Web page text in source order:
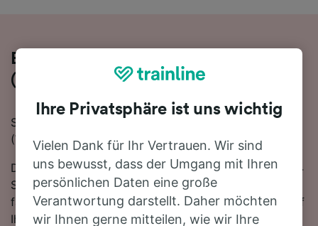
Bequem von Düren nach Winterberg
(Westf) - nehmen Sie den Zug!
Sie wollen mit dem Zug von Düren nach Winterberg
(Westf) reisen? Dann sind Sie bei uns genau richtig!
Die Fahrtzeit beträgt mit der schnellsten Verbindung 4
Stunden 1 Minute. Auf der 150 km langen Strecke
fahren für gewöhnlich 15 Züge am Tag. Sie müssen auf
Ihrer Fahrt nach Winterberg (Westf) 1-mal umsteigen.
Ihre Privatsphäre ist uns wichtig
Vielen Dank für Ihr Vertrauen. Wir sind
uns bewusst, dass der Umgang mit Ihren
persönlichen Daten eine große
Verantwortung darstellt. Daher möchten
wir Ihnen gerne mitteilen, wie wir Ihre